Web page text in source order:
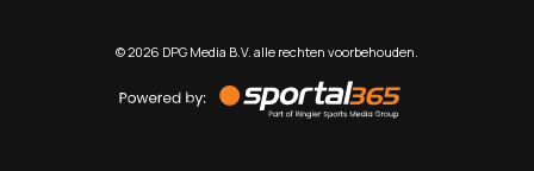
©2026 DPG Media B.V. alle rechten voorbehouden.
by
Sportal365